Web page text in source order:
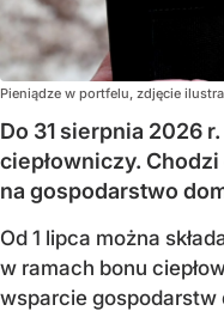
Pieniądze w portfelu, zdjęcie
Do 31 sierpnia 2026
ciepłowniczy. Chodzi
na gospodarstwo
Od 1 lipca można
w ramach bonu
wsparcie gospodarstw